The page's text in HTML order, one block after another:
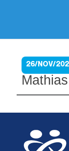
26/NOV/